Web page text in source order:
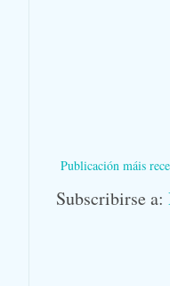
Publicación máis
Subscribirse a: